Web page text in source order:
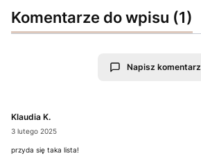
Komentarze do wpisu (1)
Napisz komentarz
Klaudia K.
3 lutego 2025
przyda się taka lista!